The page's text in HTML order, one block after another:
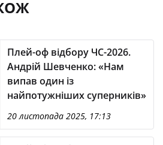
Плей-оф відбору ЧС-2026.
Андрій Шевченко: «Нам
випав один із
найпотужніших суперників»
20 листопада 2025, 17:13